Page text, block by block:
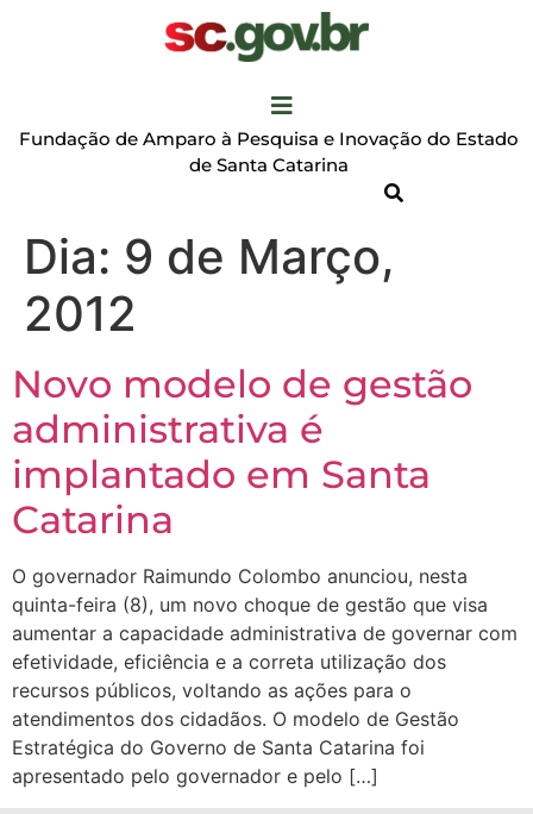
Fundação de Amparo à Pesquisa e Inovação do Estado
de Santa Catarina
Dia: 9 de Março,
2012
Novo modelo de gestão
administrativa é
implantado em Santa
Catarina
O governador Raimundo Colombo anunciou, nesta
quinta-feira (8), um novo choque de gestão que visa
aumentar a capacidade administrativa de governar com
efetividade, eficiência e a correta utilização dos
recursos públicos, voltando as ações para o
atendimentos dos cidadãos. O modelo de Gestão
Estratégica do Governo de Santa Catarina foi
apresentado pelo governador e pelo […]